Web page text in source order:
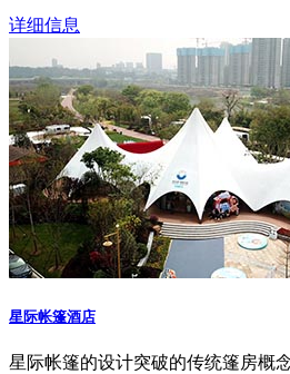
详细信息
星际帐篷酒店
星际帐篷的设计突破的传统篷房概